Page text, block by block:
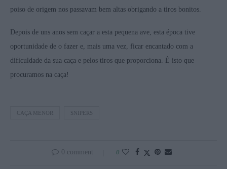
poiso de origem nos passavam bem altas obrigando a tiros bonitos.
Depois de uns anos sem caçar a esta pequena ave, esta época tive
oportunidade de o fazer e, mais uma vez, ficar encantado com a
dificuldade da sua caça e pelos tiros que proporciona. É isto que
procuramos na caça!
CAÇA MENOR SNIPERS
0 comment 0